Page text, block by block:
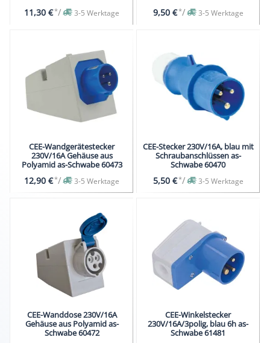
11,30 €*/ 3-5 Werktage 9,50 €*/ 3-5 Werktage
CEE-Wandgerätestecker
230V/16A Gehäuse aus
Polyamid as-Schwabe 60473
12,90 €*/ 3-5 Werktage
CEE-Stecker 230V/16A, blau mit
Schraubanschlüssen as-
Schwabe 60470
5,50 €*/ 3-5 Werktage
CEE-Wanddose 230V/16A
Gehäuse aus Polyamid as-
Schwabe 60472
CEE-Winkelstecker
230V/16A/3polig, blau 6h as-
Schwabe 61481